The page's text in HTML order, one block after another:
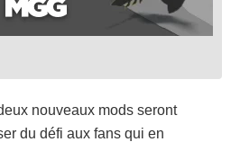
nouveaux mods seront
du défi aux fans qui en